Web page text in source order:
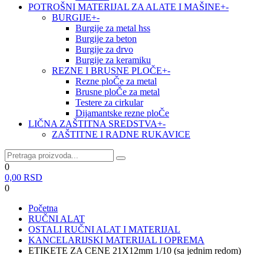
POTROŠNI MATERIJAL ZA ALATE I MAŠINE+-
BURGIJE+-
Burgije za metal hss
Burgije za beton
Burgije za drvo
Burgije za keramiku
REZNE I BRUSNE PLOČE+-
Rezne ploČe za metal
Brusne ploČe za metal
Testere za cirkular
Dijamantske rezne ploČe
LIČNA ZAŠTITNA SREDSTVA+-
ZAŠTITNE I RADNE RUKAVICE
0
0,00 RSD
0
Početna
RUČNI ALAT
OSTALI RUČNI ALAT I MATERIJAL
KANCELARIJSKI MATERIJAL I OPREMA
ETIKETE ZA CENE 21X12mm 1/10 (sa jednim redom)